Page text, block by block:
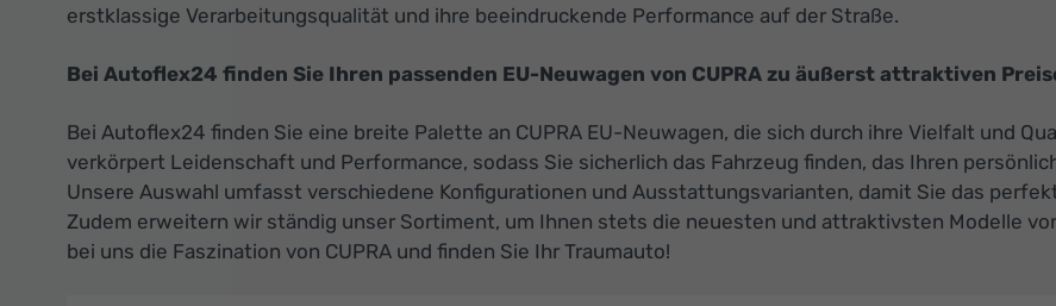
erstklassige Verarbeitungsqualität und ihre beeindruckende Performance auf der Straße.
Bei Autoflex24 finden Sie Ihren passenden EU-Neuwagen von CUPRA zu äußerst attraktiven
Bei Autoflex24 finden Sie eine breite Palette an CUPRA EU-Neuwagen, die sich durch ihre Vielfalt und
verkörpert Leidenschaft und Performance, sodass Sie sicherlich das Fahrzeug finden, das Ihren
Unsere Auswahl umfasst verschiedene Konfigurationen und Ausstattungsvarianten, damit Sie das
Zudem erweitern wir ständig unser Sortiment, um Ihnen stets die neuesten und attraktivsten Modelle
bei uns die Faszination von CUPRA und finden Sie Ihr Traumauto!